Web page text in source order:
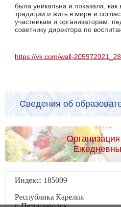
была уникальна и показала, как
традиции и жить в мире и
участникам и организаторам:
советнику директора по
https://vk.com/wall-
Сведения об
Индекс: 185009
Республика Карелия